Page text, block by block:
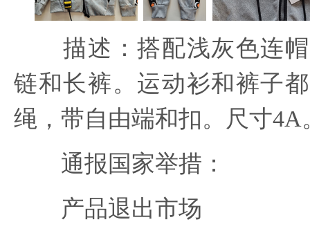
描述：搭配浅灰色连帽
链和长裤。运动衫和裤子
绳，带自由端和扣。尺寸4A
通报国家举措：
产品退出市场